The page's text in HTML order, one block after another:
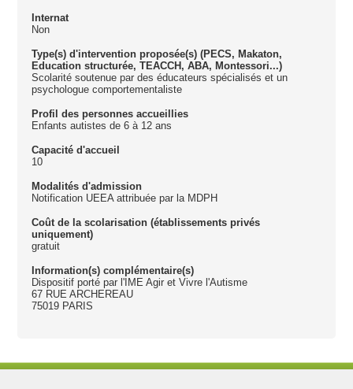
Internat
Non
Type(s) d'intervention proposée(s) (PECS, Makaton,
Education structurée, TEACCH, ABA, Montessori...)
Scolarité soutenue par des éducateurs spécialisés et un
psychologue comportementaliste
Profil des personnes accueillies
Enfants autistes de 6 à 12 ans
Capacité d'accueil
10
Modalités d'admission
Notification UEEA attribuée par la MDPH
Coût de la scolarisation (établissements privés
uniquement)
gratuit
Information(s) complémentaire(s)
Dispositif porté par l'IME Agir et Vivre l'Autisme
67 RUE ARCHEREAU
75019 PARIS